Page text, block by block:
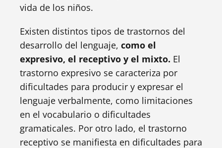
vida de los niños.
Existen distintos tipos de trastornos del
desarrollo del lenguaje, como el
expresivo, el receptivo y el mixto. El
trastorno expresivo se caracteriza por
dificultades para producir y expresar el
lenguaje verbalmente, como limitaciones
en el vocabulario o dificultades
gramaticales. Por otro lado, el trastorno
receptivo se manifiesta en dificultades para